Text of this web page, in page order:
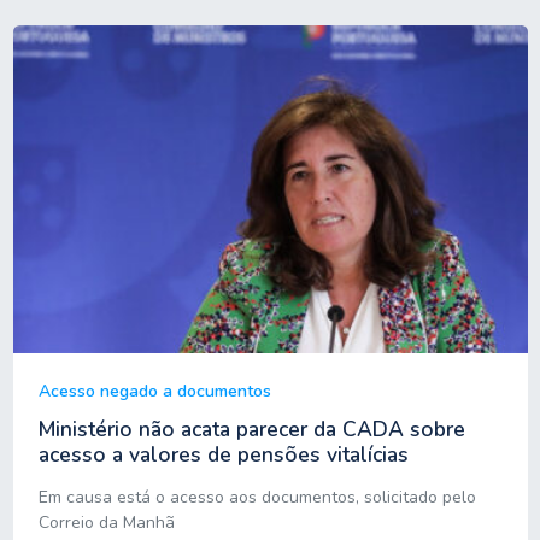
Acesso negado a documentos
Ministério não acata parecer da CADA sobre
acesso a valores de pensões vitalícias
Em causa está o acesso aos documentos, solicitado pelo
Correio da Manhã